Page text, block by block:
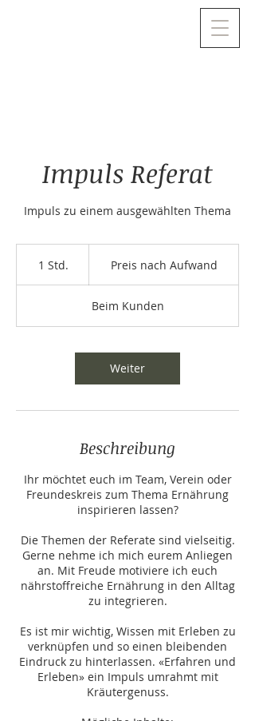
Impuls Referat
Impuls zu einem ausgewählten Thema
1 Std.
AufwandPreis nach Aufwand
Beim Kunden
Weiter
Beschreibung
Ihr möchtet euch im Team, Verein oder
Freundeskreis zum Thema Ernährung
inspirieren lassen?
Die Themen der Referate sind vielseitig.
Gerne nehme ich mich eurem Anliegen
an. Mit Freude motiviere ich euch
nährstoffreiche Ernährung in den Alltag
zu integrieren.
Es ist mir wichtig, Wissen mit Erleben zu
verknüpfen und so einen bleibenden
Eindruck zu hinterlassen. «Erfahren und
Erleben» ein Impuls umrahmt mit
Kräutergenuss.